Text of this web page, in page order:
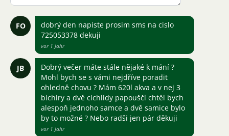
FO
dobrý den napiste prosim sms na cislo
725053378 dekuji
vor 1 Jahr
JB
Dobrý večer máte stále nějaké k mání ?
Mohl bych se s vámi nejdříve poradit
ohledně chovu ? Mám 620l akva a v nej 3
bichiry a dvě cichlidy papouščí chtěl bych
alespoň jednoho samce a dvě samice bylo
by to možné ? Nebo radši jen pár děkuji
vor 1 Jahr